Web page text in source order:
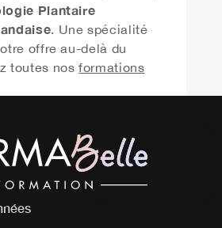
Plantaire
. Une spécialité
offre au-delà du
toutes nosformations